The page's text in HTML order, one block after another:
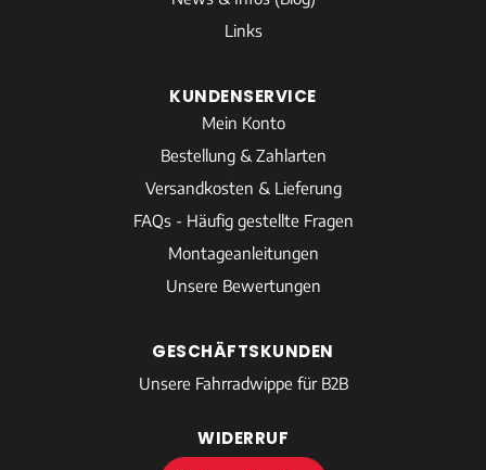
Links
KUNDENSERVICE
Mein Konto
Bestellung & Zahlarten
Versandkosten & Lieferung
FAQs - Häufig gestellte Fragen
Montageanleitungen
Unsere Bewertungen
GESCHÄFTSKUNDEN
Unsere Fahrradwippe für B2B
WIDERRUF